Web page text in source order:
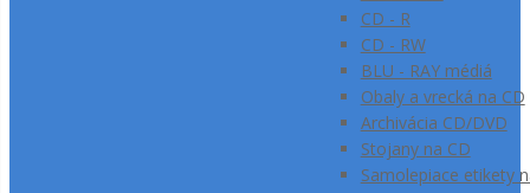
CD - R
CD - RW
BLU - RAY médiá
Obaly a vrecká na CD
Archivácia CD/DVD
Stojany na CD
Samolepiace etikety